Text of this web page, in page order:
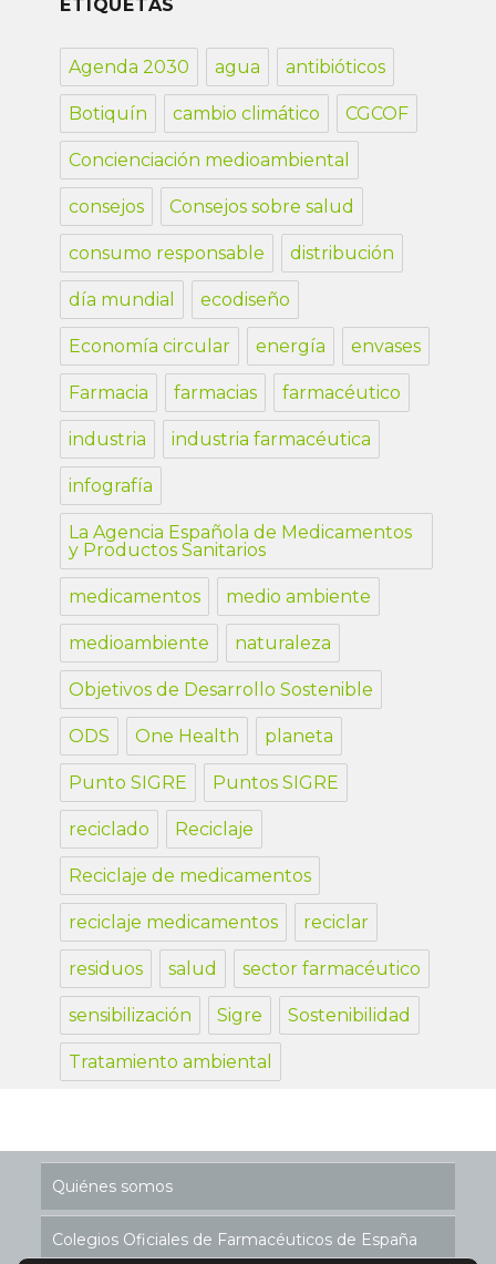
ETIQUETAS
Agenda 2030 agua antibióticos
Botiquín cambio climático CGCOF
Concienciación medioambiental
consejos Consejos sobre salud
consumo responsable distribución
día mundial ecodiseño
Economía circular energía envases
Farmacia farmacias farmacéutico
industria industria farmacéutica
infografía
La Agencia Española de Medicamentos
y Productos Sanitarios
medicamentos medio ambiente
medioambiente naturaleza
Objetivos de Desarrollo Sostenible
ODS One Health planeta
Punto SIGRE Puntos SIGRE
reciclado Reciclaje
Reciclaje de medicamentos
reciclaje medicamentos reciclar
residuos salud sector farmacéutico
sensibilización Sigre Sostenibilidad
Tratamiento ambiental
Quiénes somos
Colegios Oficiales de Farmacéuticos de España